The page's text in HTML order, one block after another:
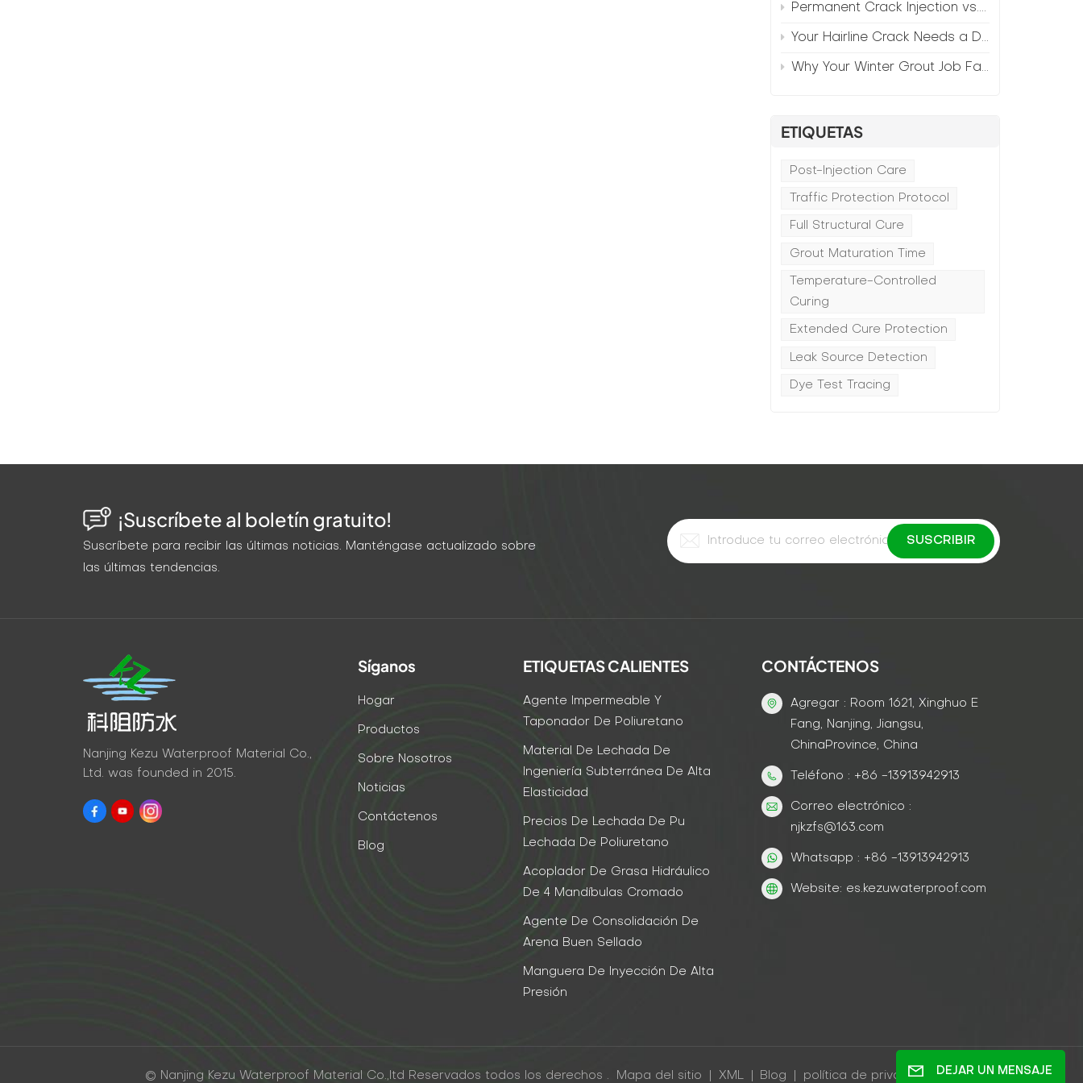
Permanent Crack Injection vs. Annual Patching—The Math
Your Hairline Crack Needs a Different Grout Than Your Wide Gap
Why Your Winter Grout Job Failed (And How to Fix It)
ETIQUETAS
Post-Injection Care
Traffic Protection Protocol
Full Structural Cure
Grout Maturation Time
Temperature-Controlled
Curing
Extended Cure Protection
Leak Source Detection
Dye Test Tracing
¡Suscríbete al boletín gratuito!
Suscríbete para recibir las últimas noticias. Manténgase actualizado sobre
las últimas tendencias.
Nanjing Kezu Waterproof Material Co.,
Ltd. was founded in 2015.
Síganos
Hogar
Productos
Sobre Nosotros
Noticias
Contáctenos
Blog
ETIQUETAS CALIENTES
Agente Impermeable Y
Taponador De Poliuretano
Material De Lechada De
Ingeniería Subterránea De Alta
Elasticidad
Precios De Lechada De Pu
Lechada De Poliuretano
Acoplador De Grasa Hidráulico
De 4 Mandíbulas Cromado
Agente De Consolidación De
Arena Buen Sellado
Manguera De Inyección De Alta
Presión
CONTÁCTENOS
Agregar : Room 1621, Xinghuo E
Fang, Nanjing, Jiangsu,
ChinaProvince, China
Teléfono : +86 -13913942913
Correo electrónico :
njkzfs@163.com
Whatsapp : +86 -13913942913
Website: es.kezuwaterproof.com
© Nanjing Kezu Waterproof Material Co.,ltd Reservados todos los derechos . Mapa del sitio XML Blog política de privacidad DEJAR UN MENSAJE